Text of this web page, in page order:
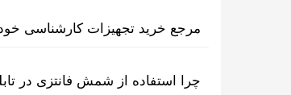
مرجع خرید تجهیزات کارشناسی
چرا استفاده از شمش فانتزی در